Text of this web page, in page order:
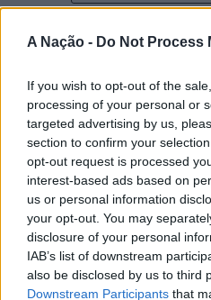
A Nação - Do Not Process
If you wish to opt-out of the
processing of your personal or
targeted advertising by us,
section to confirm your
opt-out request is processed
interest-based ads based on
us or personal information
your opt-out. You may
disclosure of your personal
IAB’s list of downstream
also be disclosed by us to third
Downstream Participants that
estimulam continuamente o
cérebro, favorecendo a
manter a atenção e a
aumentam a sensação de
prolongado pode elevar os
prejudicar o desempenho
Fabiano de Abreu Agrela
evidências de que o
genéticas na espécie
afirma, ocorre por meio da
pelo qual os circuitos
resposta às experiências.
“Millennium
regressou ao
vitória do francês
Publicado 3 dias atrás on
Por Ígor Lopes
O “Millennium Estoril Open